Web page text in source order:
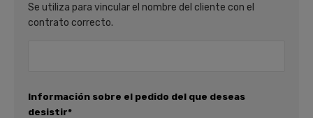
Se utiliza para vincular el nombre del cliente con el
contrato correcto.
Información sobre el pedido del que deseas
desistir*